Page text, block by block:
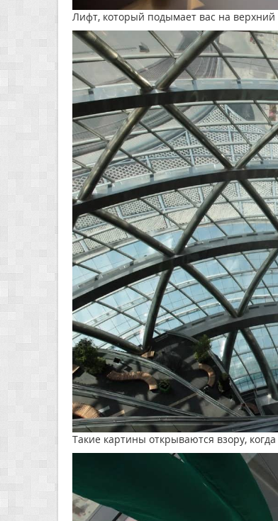
Лифт, который подымает вас на верхний
Такие картины открываются взору,